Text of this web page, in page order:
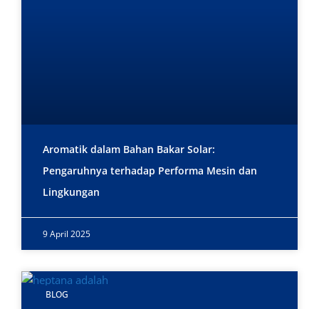
Aromatik dalam Bahan Bakar Solar:
Pengaruhnya terhadap Performa Mesin dan
Lingkungan
9 April 2025
BLOG